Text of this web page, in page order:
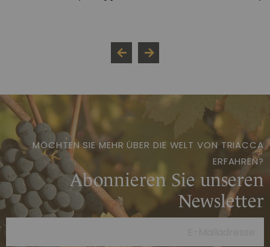
MÖCHTEN SIE MEHR ÜBER DIE WELT VON TRIACCA
ERFAHREN?
Abonnieren Sie unseren
Newsletter